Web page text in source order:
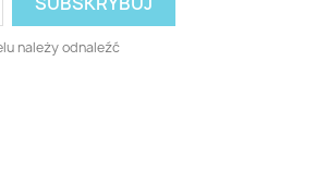
należy odnaleźć